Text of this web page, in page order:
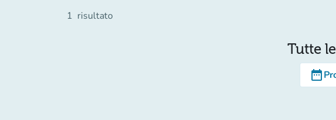
1 risultato
Tutte
date_range